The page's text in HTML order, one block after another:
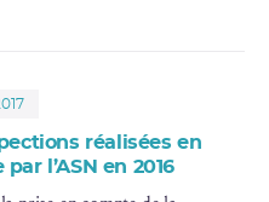
réalisées en
l’ASN en 2016